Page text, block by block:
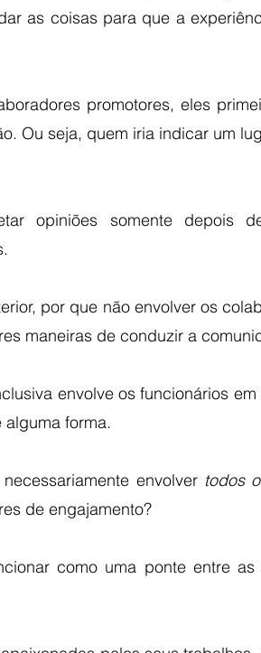
as coisas para que a
promotores, eles
Ou seja, quem iria indicar um
opiniões somente depois
por que não envolver os
maneiras de conduzir a
envolve os funcionários
forma.
envolver todos
de engajamento?
como uma ponte entre